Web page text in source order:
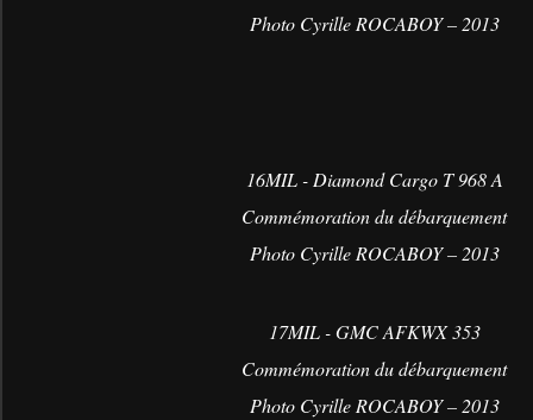
Photo Cyrille ROCABOY – 2013
16MIL - Diamond Cargo T 968 A
Commémoration du débarquement
Photo Cyrille ROCABOY – 2013
17MIL - GMC AFKWX 353
Commémoration du débarquement
Photo Cyrille ROCABOY – 2013